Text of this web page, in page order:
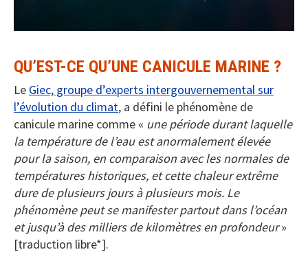
QU’EST-CE QU’UNE CANICULE MARINE ?
Le Giec, groupe d’experts intergouvernemental sur
l’évolution du climat, a défini le phénomène de
canicule marine comme « une période durant laquelle
la température de l’eau est anormalement élevée
pour la saison, en comparaison avec les normales de
températures historiques, et cette chaleur extrême
dure de plusieurs jours à plusieurs mois. Le
phénomène peut se manifester partout dans l’océan
et jusqu’à des milliers de kilomètres en profondeur»
[traduction libre*].